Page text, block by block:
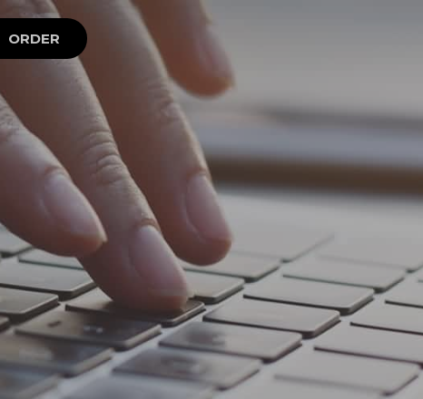
ORDER